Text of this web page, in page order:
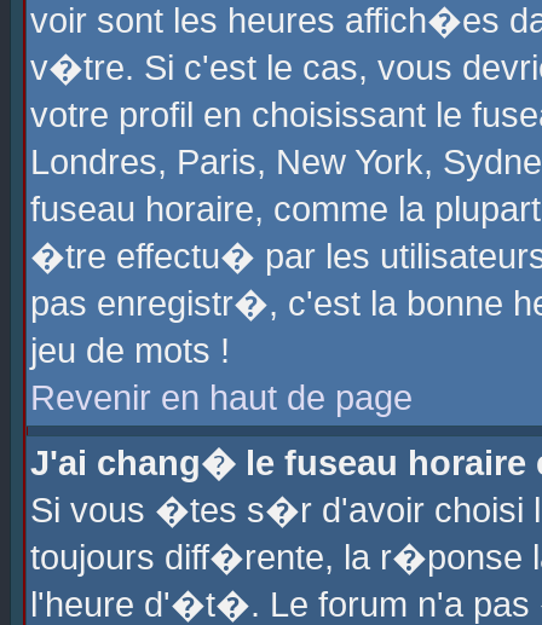
voir sont les heures affich�es
v�tre. Si c'est le cas, vous
votre profil en choisissant le
Londres, Paris, New York,
fuseau horaire, comme la
�tre effectu� par les
pas enregistr�, c'est la bonne
jeu de mots !
Revenir en haut de page
J'ai chang� le fuseau horaire
Si vous �tes s�r d'avoir choisi
toujours diff�rente, la r�ponse
l'heure d'�t�. Le forum n'a